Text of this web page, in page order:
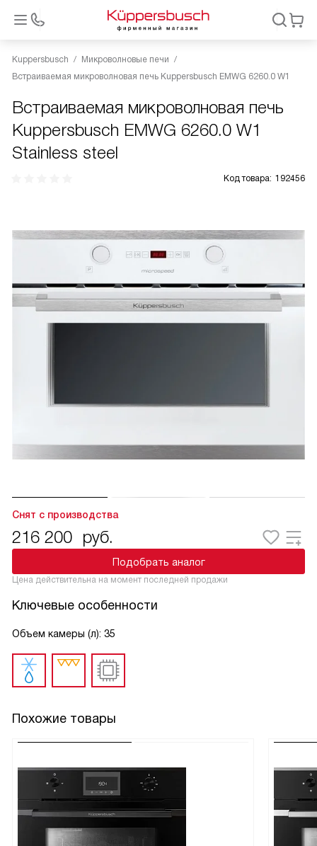
Kuppersbusch
Микроволновые печи
Встраиваемая микроволновая печь Kuppersbusch EMWG 6260.0 W1
Встраиваемая микроволновая печь
Kuppersbusch EMWG 6260.0 W1
Stainless steel
Код товара: 192456
Снят с производства
216 200 руб.
Подобрать аналог
Цена действительна на момент последней продажи
Ключевые особенности
Объем камеры (л): 35
Похожие товары